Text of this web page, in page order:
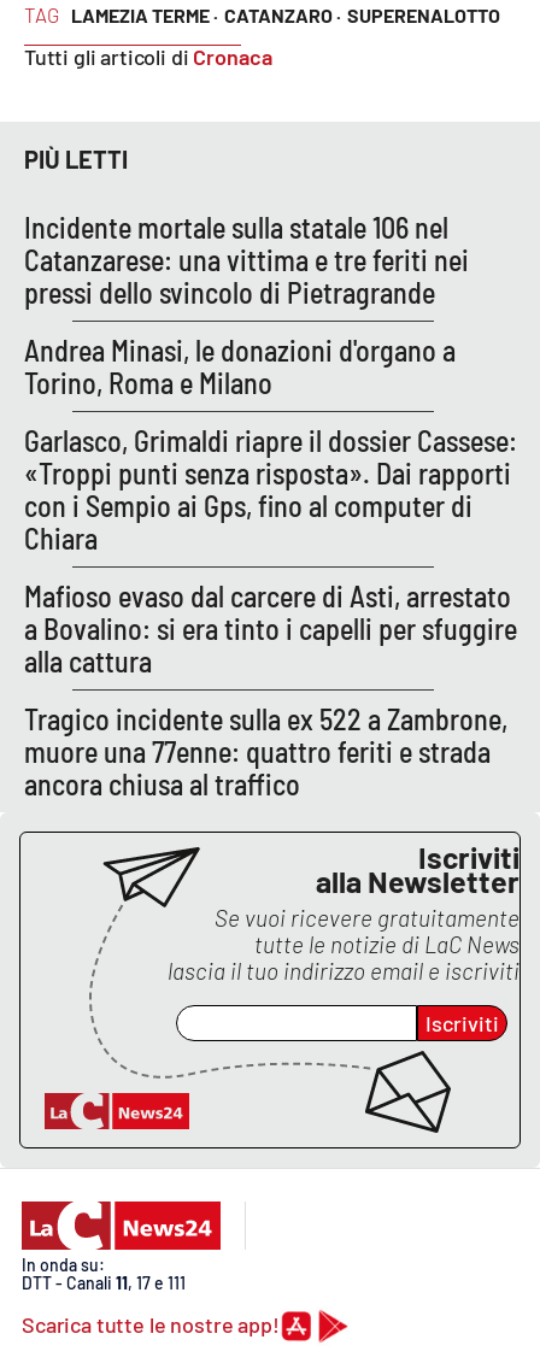
Società
Good Morning Vietnam
Parchi Marini Calabria
Leggendo Alvaro insieme
Imprese Di Calabria
Le perfidie di Antonella Grippo
Venti di comunicazione
STREAMING
LaC TV
LaC Network
EDIZIONI
Catanzaro
Crotone
Vibo Valentia
Reggio Calabria
Cosenza
Lamezia Terme
TAG LAMEZIA TERME · CATANZARO · SUPERENALOTTO
Tutti gli articoli di Cronaca
PIÙ LETTI
Incidente mortale sulla statale 106 nel
Catanzarese: una vittima e tre feriti nei
pressi dello svincolo di Pietragrande
Andrea Minasi, le donazioni d'organo a
Torino, Roma e Milano
Garlasco, Grimaldi riapre il dossier Cassese:
«Troppi punti senza risposta». Dai rapporti
con i Sempio ai Gps, fino al computer di
Chiara
Mafioso evaso dal carcere di Asti, arrestato
a Bovalino: si era tinto i capelli per sfuggire
alla cattura
Tragico incidente sulla ex 522 a Zambrone,
muore una 77enne: quattro feriti e strada
ancora chiusa al traffico
Iscriviti
alla Newsletter
Se vuoi ricevere gratuitamente
tutte le notizie di LaC News
lascia il tuo indirizzo email e iscriviti
Iscriviti
In onda su:
DTT - Canali 11, 17 e 111
Scarica tutte le nostre app!